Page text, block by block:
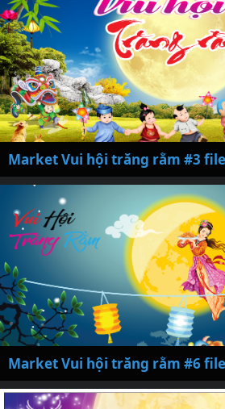
Market Vui hội trăng rằm #3 file
Market Vui hội trăng rằm #6 file